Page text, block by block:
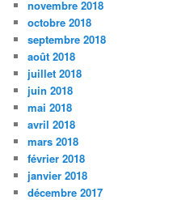
novembre 2018
octobre 2018
septembre 2018
août 2018
juillet 2018
juin 2018
mai 2018
avril 2018
mars 2018
février 2018
janvier 2018
décembre 2017